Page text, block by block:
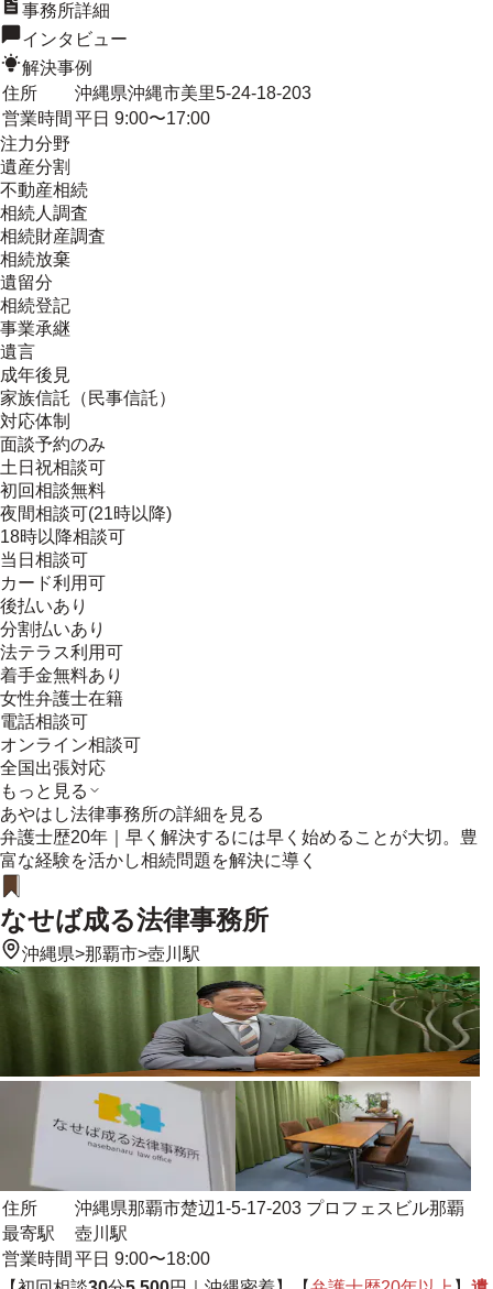
事務所詳細
インタビュー
解決事例
住所
沖縄県沖縄市美里5-24-18-203
営業時間 平日 9:00〜17:00
注力分野
遺産分割
不動産相続
相続人調査
相続財産調査
相続放棄
遺留分
相続登記
事業承継
遺言
成年後見
家族信託（民事信託）
対応体制
面談予約のみ
土日祝相談可
初回相談無料
夜間相談可(21時以降)
18時以降相談可
当日相談可
カード利用可
後払いあり
分割払いあり
法テラス利用可
着手金無料あり
女性弁護士在籍
電話相談可
オンライン相談可
全国出張対応
もっと見る
あやはし法律事務所の詳細を見る
弁護士歴20年｜早く解決するには早く始めることが大切。豊
富な経験を活かし相続問題を解決に導く
なせば成る法律事務所
沖縄県>那覇市>壺川駅
住所
沖縄県那覇市楚辺1-5-17-203 プロフェスビル那覇
最寄駅
壺川駅
営業時間 平日 9:00〜18:00